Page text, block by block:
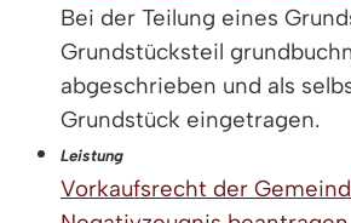
Bei der Teilung eines
Grundstücksteil
abgeschrieben und als
Grundstück eingetragen.
Leistung
Vorkaufsrecht der